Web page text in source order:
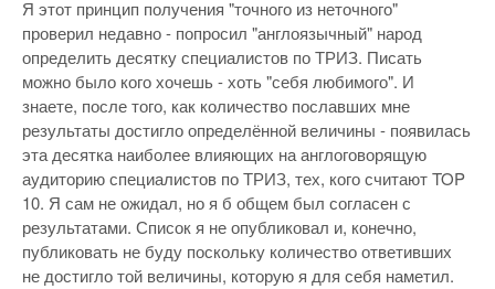
Я этот принцип получения "точного из неточного"
проверил недавно - попросил "англоязычный" народ
определить десятку специалистов по ТРИЗ. Писать
можно было кого хочешь - хоть "себя любимого". И
знаете, после того, как количество пославших мне
результаты достигло определённой величины - появилась
эта десятка наиболее влияющих на англоговорящую
аудиторию специалистов по ТРИЗ, тех, кого считают TOP
10. Я сам не ожидал, но я б общем был согласен с
результатами. Список я не опубликовал и, конечно,
публиковать не буду поскольку количество ответивших
не достигло той величины, которую я для себя наметил.